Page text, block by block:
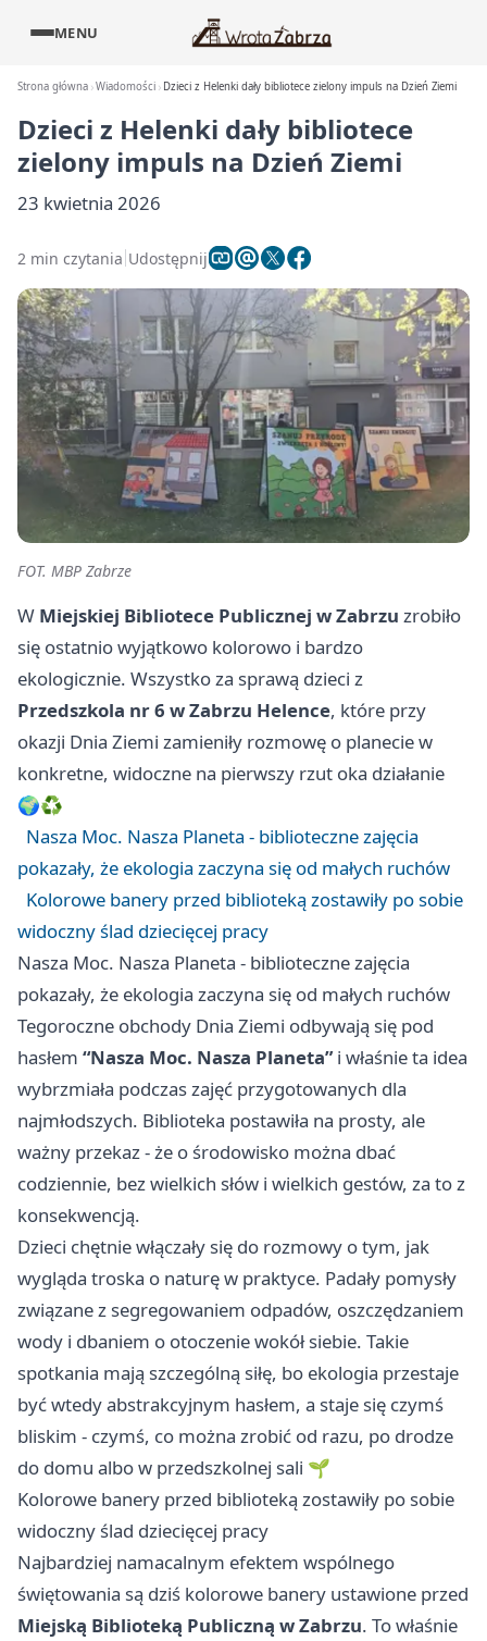
MENU
Strona główna Wiadomości Dzieci z Helenki dały bibliotece zielony impuls na Dzień Ziemi
Dzieci z Helenki dały bibliotece
zielony impuls na Dzień Ziemi
23 kwietnia 2026
2 min czytania Udostępnij
FOT. MBP Zabrze
W Miejskiej Bibliotece Publicznej w Zabrzu zrobiło
się ostatnio wyjątkowo kolorowo i bardzo
ekologicznie. Wszystko za sprawą dzieci z
Przedszkola nr 6 w Zabrzu Helence, które przy
okazji Dnia Ziemi zamieniły rozmowę o planecie w
konkretne, widoczne na pierwszy rzut oka działanie
🌍♻️
Nasza Moc. Nasza Planeta - biblioteczne zajęcia
pokazały, że ekologia zaczyna się od małych ruchów
Kolorowe banery przed biblioteką zostawiły po sobie
widoczny ślad dziecięcej pracy
Nasza Moc. Nasza Planeta - biblioteczne zajęcia
pokazały, że ekologia zaczyna się od małych ruchów
Tegoroczne obchody Dnia Ziemi odbywają się pod
hasłem “Nasza Moc. Nasza Planeta”i właśnie ta idea
wybrzmiała podczas zajęć przygotowanych dla
najmłodszych. Biblioteka postawiła na prosty, ale
ważny przekaz - że o środowisko można dbać
codziennie, bez wielkich słów i wielkich gestów, za to z
konsekwencją.
Dzieci chętnie włączały się do rozmowy o tym, jak
wygląda troska o naturę w praktyce. Padały pomysły
związane z segregowaniem odpadów, oszczędzaniem
wody i dbaniem o otoczenie wokół siebie. Takie
spotkania mają szczególną siłę, bo ekologia przestaje
być wtedy abstrakcyjnym hasłem, a staje się czymś
bliskim - czymś, co można zrobić od razu, po drodze
do domu albo w przedszkolnej sali 🌱
Kolorowe banery przed biblioteką zostawiły po sobie
widoczny ślad dziecięcej pracy
Najbardziej namacalnym efektem wspólnego
świętowania są dziś kolorowe banery ustawione przed
Miejską Biblioteką Publiczną w Zabrzu. To właśnie